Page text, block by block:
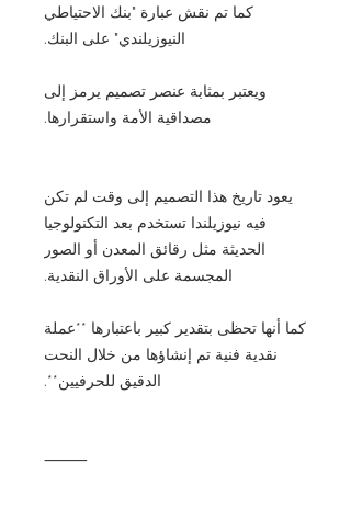
كما تم نقش عبارة "بنك الاحتياطي
النيوزيلندي" على البنك.
ويعتبر بمثابة عنصر تصميم يرمز إلى
مصداقية الأمة واستقرارها.
يعود تاريخ هذا التصميم إلى وقت لم تكن
فيه نيوزيلندا تستخدم بعد التكنولوجيا
الحديثة مثل رقائق المعدن أو الصور
المجسمة على الأوراق النقدية.
كما أنها تحظى بتقدير كبير باعتبارها **عملة
نقدية فنية تم إنشاؤها من خلال النحت
الدقيق للحرفيين**.
⸻